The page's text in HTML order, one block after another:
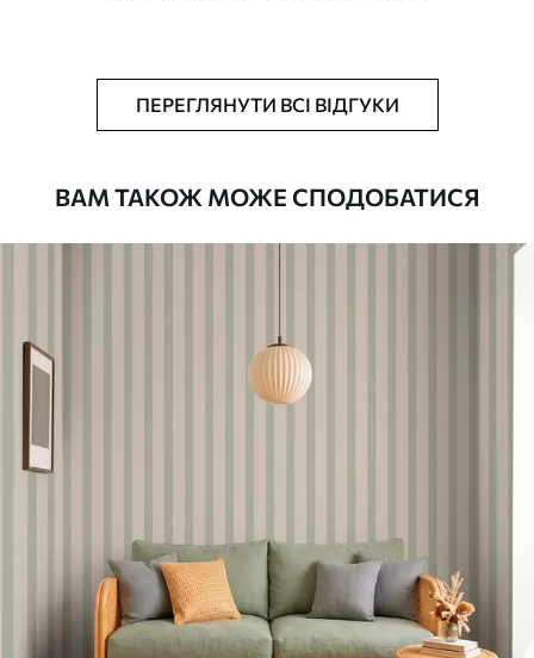
Виробництво
Друк на замовлення, постачається
рулонами до 50 см завширшки
Додатково
Можна додати покриття лаком та/або
клей для шпалер
Як клеїти? Наклеювання встик
Наші матеріали
/м²
Преміум
грн /м²
ПЕРЕГЛЯНУТИ ВСІ ВІДГУКИ
ВАМ ТАКОЖ МОЖЕ СПОДОБАТИСЯ